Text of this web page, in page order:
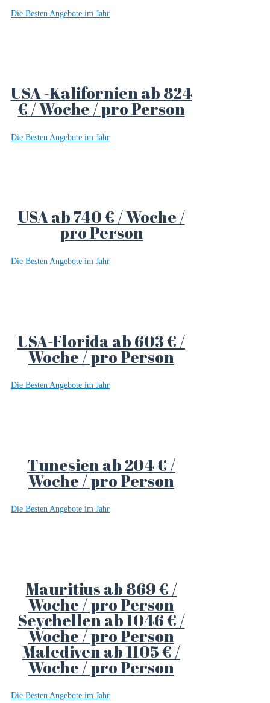
Die Besten Angebote im Jahr
USA -Kalifornien ab 824
€ / Woche / pro Person
Die Besten Angebote im Jahr
USA ab 740 € / Woche /
pro Person
Die Besten Angebote im Jahr
USA-Florida ab 603 € /
Woche / pro Person
Die Besten Angebote im Jahr
Tunesien ab 204 € /
Woche / pro Person
Die Besten Angebote im Jahr
Mauritius ab 869 € /
Woche / pro Person
Seychellen ab 1046 € /
Woche / pro Person
Malediven ab 1105 € /
Woche / pro Person
Die Besten Angebote im Jahr